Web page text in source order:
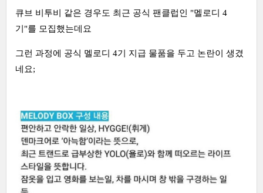
큐브 비투비 같은 경우도 최근 공식 팬클럽인 "멜로디 4
기"를 모집했는데요
그런 과정에 공식 멜로디 4기 지급 물품을 두고 논란이 생겼
네요;